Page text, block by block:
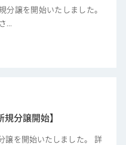
分譲を開始いたしました。
...
規分譲開始】
譲を開始いたしました。 詳